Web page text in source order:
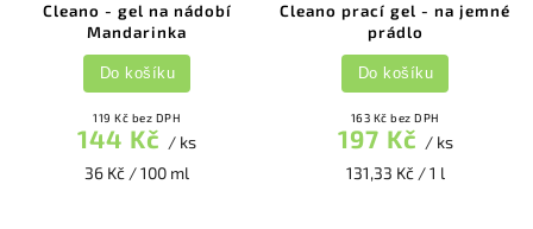
Cleano - gel na nádobí
Mandarinka
119 Kč bez DPH
144 Kč / ks
36 Kč / 100 ml
Do košíku
Cleano prací gel - na jemné
prádlo
163 Kč bez DPH
197 Kč / ks
131,33 Kč / 1 l
Do košíku